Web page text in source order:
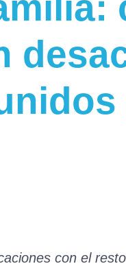
con el